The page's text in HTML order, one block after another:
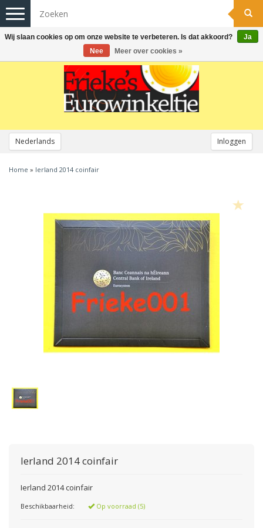
Nederlands Inloggen
Toggle
navigation
Home » Ierland 2014 coinfair
Ierland 2014 coinfair
Ierland 2014 coinfair
Beschikbaarheid: Op voorraad (5)
Wij slaan cookies op om onze website te verbeteren. Is dat akkoord?
Ja
Nee
Meer over cookies »